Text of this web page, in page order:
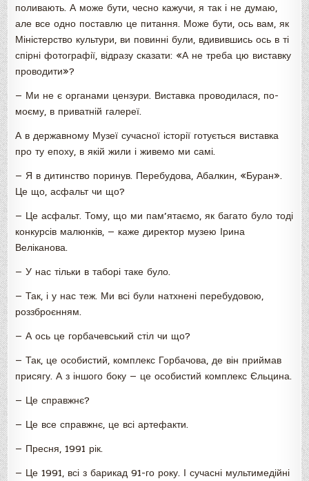
поливають. А може бути, чесно кажучи, я так і не думаю,
але все одно поставлю це питання. Може бути, ось вам, як
Міністерство культури, ви повинні були, вдивившись ось в ті
спірні фотографії, відразу сказати: «А не треба цю виставку
проводити»?
— Ми не є органами цензури. Виставка проводилася, по-
моєму, в приватній галереї.
А в державному Музеї сучасної історії готується виставка
про ту епоху, в якій жили і живемо ми самі.
— Я в дитинство поринув. Перебудова, Абалкин, «Буран».
Це що, асфальт чи що?
— Це асфальт. Тому, що ми пам’ятаємо, як багато було тоді
конкурсів малюнків, — каже директор музею Ірина
Веліканова.
— У нас тільки в таборі таке було.
— Так, і у нас теж. Ми всі були натхнені перебудовою,
роззброєнням.
— А ось це горбачевський стіл чи що?
— Так, це особистий, комплекс Горбачова, де він приймав
присягу. А з іншого боку — це особистий комплекс Єльцина.
— Це справжнє?
— Це все справжнє, це всі артефакти.
— Пресня, 1991 рік.
— Це 1991, всі з барикад 91-го року. І сучасні мультимедійні